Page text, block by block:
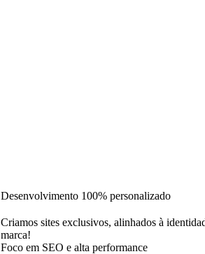
Desenvolvimento 100% personalizado
Criamos sites exclusivos, alinhados à
marca!
Foco em SEO e alta performance